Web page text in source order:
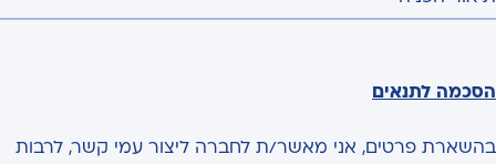
הסכמה לתנאים
בהשארת פרטים, אני מאשר/ת לחברה ליצור עמי קשר, לרבות